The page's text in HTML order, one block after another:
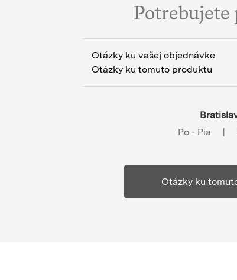
Otázky ku vašej objednávke
Otázky ku tomuto produktu
Po - Pia
|
Otázky ku